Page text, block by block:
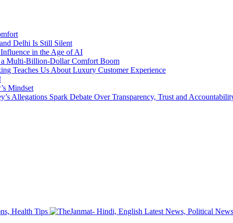
Delhi Is Still Silent
in the Age of AI
a Multi-Billion-Dollar Comfort Boom
Teaches Us About Luxury Customer Experience
Mindset
Allegations Spark Debate Over Transparency, Trust and